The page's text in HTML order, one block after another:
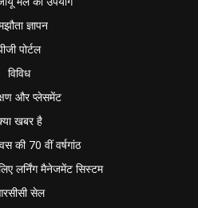
ज्ञापन
पोर्टल
विविध
और प्लेसमेंट
खबर है
की 70 वीं वर्षगांठ
लर्निंग मैनेजमेंट सिस्टम
सेल